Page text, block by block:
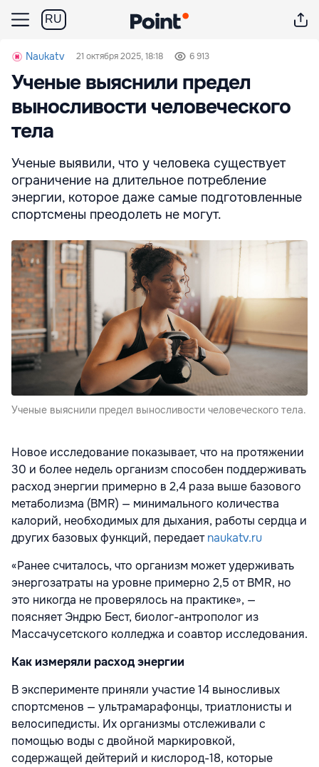
RU
Naukatv 21 октября 2025, 18:18 6 913
Ученые выяснили предел
выносливости человеческого
тела
Ученые выявили, что у человека существует
ограничение на длительное потребление
энергии, которое даже самые подготовленные
спортсмены преодолеть не могут.
Ученые выяснили предел выносливости человеческого тела.
Новое исследование показывает, что на протяжении
30 и более недель организм способен поддерживать
расход энергии примерно в 2,4 раза выше базового
метаболизма (BMR) — минимального количества
калорий, необходимых для дыхания, работы сердца и
других базовых функций, передаетnaukatv.ru
«Ранее считалось, что организм может удерживать
энергозатраты на уровне примерно 2,5 от BMR, но
это никогда не проверялось на практике», —
поясняет Эндрю Бест, биолог-антрополог из
Массачусетского колледжа и соавтор исследования.
Как измеряли расход энергии
В эксперименте приняли участие 14 выносливых
спортсменов — ультрамарафонцы, триатлонисты и
велосипедисты. Их организмы отслеживали с
помощью воды с двойной маркировкой,
содержащей дейтерий и кислород-18, которые